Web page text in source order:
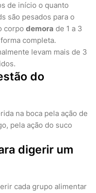
de início o quanto
são pesados para o
corpo demora de 1 a 3
completa.
levam mais de 3
do
na boca pela ação de
pela ação do suco
digerir um
cada grupo alimentar